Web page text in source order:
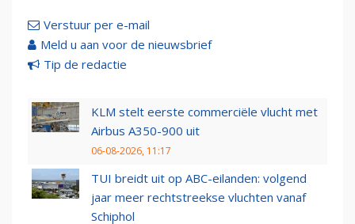
Verstuur per e-mail
Meld u aan voor de nieuwsbrief
Tip de redactie
KLM stelt eerste commerciële vlucht met
Airbus A350-900 uit
06-08-2026, 11:17
TUI breidt uit op ABC-eilanden: volgend
jaar meer rechtstreekse vluchten vanaf
Schiphol